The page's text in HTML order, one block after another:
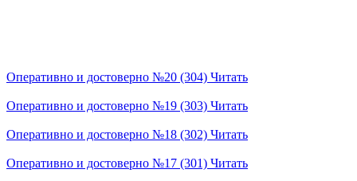
Оперативно и достоверно №20 (304) Читать
Оперативно и достоверно №19 (303) Читать
Оперативно и достоверно №18 (302) Читать
Оперативно и достоверно №17 (301) Читать